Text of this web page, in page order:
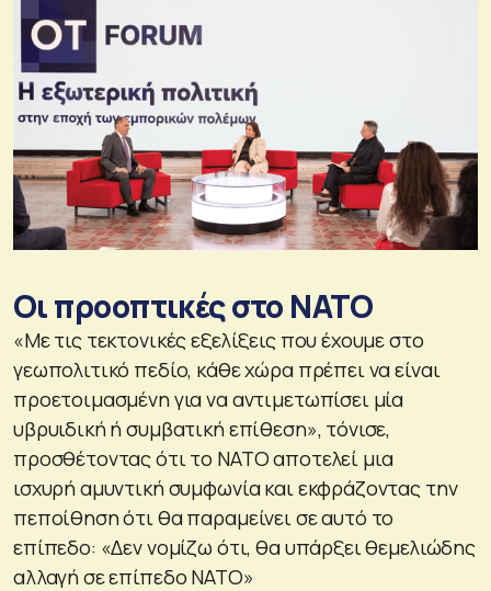
Οι προοπτικές στο ΝΑΤΟ
«Με τις τεκτονικές εξελίξεις που έχουμε στο
γεωπολιτικό πεδίο, κάθε χώρα πρέπει να είναι
προετοιμασμένη για να αντιμετωπίσει μία
υβρυιδική ή συμβατική επίθεση», τόνισε,
προσθέτοντας ότι το ΝΑΤΟ αποτελεί μια
ισχυρή αμυντική συμφωνία και εκφράζοντας την
πεποίθηση ότι θα παραμείνει σε αυτό το
επίπεδο: «Δεν νομίζω ότι, θα υπάρξει θεμελιώδης
αλλαγή σε επίπεδο ΝΑΤΟ»